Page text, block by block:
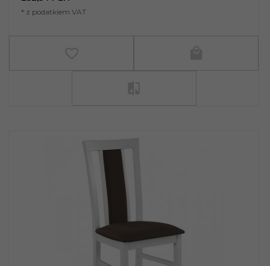
* z podatkiem VAT